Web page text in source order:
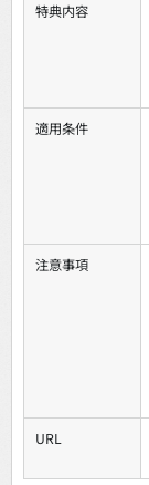
特典内容
適用条件
注意事項
URL